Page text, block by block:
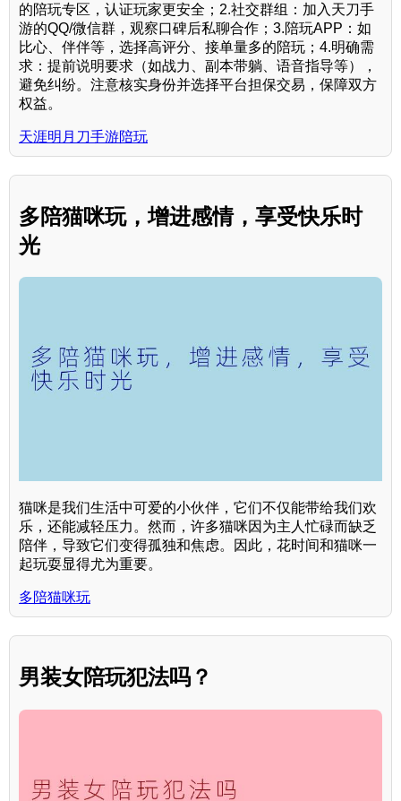
的陪玩专区，认证玩家更安全；2.社交群组：加入天刀手
游的QQ/微信群，观察口碑后私聊合作；3.陪玩APP：如
比心、伴伴等，选择高评分、接单量多的陪玩；4.明确需
求：提前说明要求（如战力、副本带躺、语音指导等），
避免纠纷。注意核实身份并选择平台担保交易，保障双方
权益。
天涯明月刀手游陪玩
多陪猫咪玩，增进感情，享受快乐时
光
猫咪是我们生活中可爱的小伙伴，它们不仅能带给我们欢
乐，还能减轻压力。然而，许多猫咪因为主人忙碌而缺乏
陪伴，导致它们变得孤独和焦虑。因此，花时间和猫咪一
起玩耍显得尤为重要。
多陪猫咪玩
男装女陪玩犯法吗？